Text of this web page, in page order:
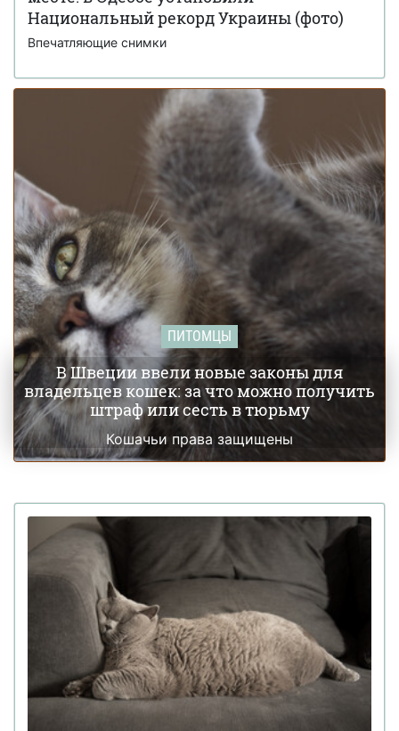
Louis Vuitton выпустили будку для собак за
66 тысяч долларов (фото)
Национальный рекорд Украины (фото)
Впечатляющие снимки
ПИТОМЦЫ
В Швеции ввели новые законы для
владельцев кошек: за что можно получить
штраф или сесть в тюрьму
Кошачьи права защищены